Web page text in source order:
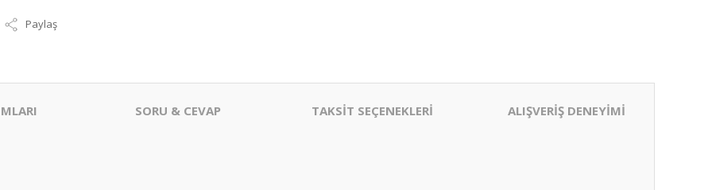
Paylaş
SORU & CEVAP TAKSİT SEÇENEKLERİ ALIŞVERİŞ DENEYİMİ